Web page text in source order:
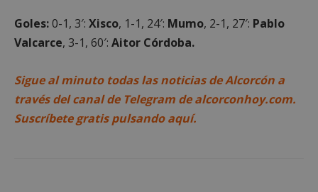
Goles:0-1, 3′: Xisco, 1-1, 24′: Mumo, 2-1, 27′: Pablo
Valcarce, 3-1, 60′: Aitor Córdoba.
Sigue al minuto todas las noticias de Alcorcón a
través del canal de Telegram de alcorconhoy.com.
Suscríbete gratis pulsando aquí.
funcionalidad principal del sitio web, como el
El sitio web no se puede utilizar correctamente sin
Nombre
Proveedor/
PHP.net
alcorconhoy.com